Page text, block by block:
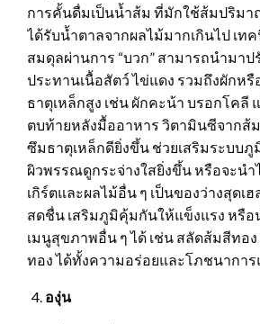
การคั้นดื่มเป็นน้ำส้ม ที่มักใช้ส้มปริม
ได้รับน้ำตาลจากผลไม้มากเกินไป เท
สมดุลผ่านการ “บวก” สามารถนำมาป
ประทานเนื้อสัตว์ ไข่แดง รวมถึงผักห
ธาตุเหล็กสูง เช่น ผักคะน้า บรอกโคลี
ตบท้ายหลังมื้ออาหาร วิตามินซีจากส้
ซึมธาตุเหล็กดียิ่งขึ้น ช่วยเสริมระบบ
ผิวพรรณดูกระจ่างใสยิ่งขึ้น หรือจะน
เกิร์ตและผลไม้อื่น ๆ เป็นของว่างสุดเ
สดชื่น เสริมภูมิคุ้มกันให้แข็งแรง หรือ
เมนูสุขภาพอื่น ๆ ได้ เช่น สลัดส้มสีทอ
ทอง ได้ทั้งความอร่อยและโภชนาการ
องุ่น